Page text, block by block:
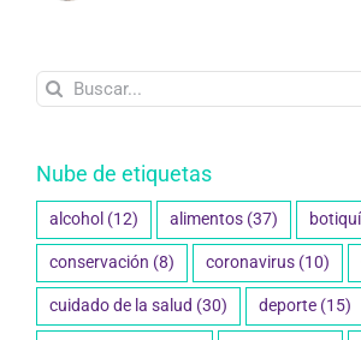
Buscar:
Nube de etiquetas
alcohol (12) alimentos (37)
conservación (8) coronavirus (10)
cuidado de la salud (30) deporte (15)